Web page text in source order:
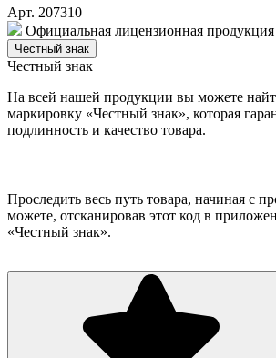
Арт. 207310
Официальная лицензионная продукция
Честный знак
Честный знак
На всей нашей продукции вы можете
маркировку «Честный знак», которая
подлинность и качество товара.
Проследить весь путь товара, начиная с
можете, отсканировав этот код в
«Честный знак».